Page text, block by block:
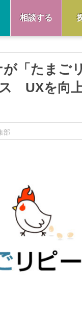
相談する
「たまご
UXを向
部